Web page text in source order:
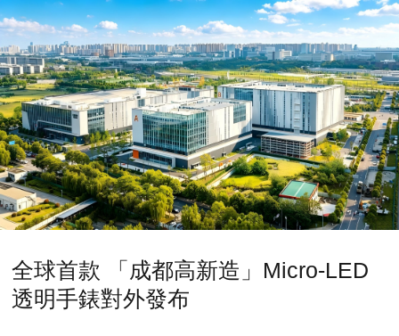
全球首款 「成都高新造」Micro-LED
透明手錶對外發布